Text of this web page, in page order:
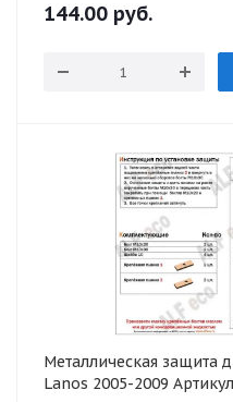
144.00 руб.
Металлическая защита
Lanos 2005-2009